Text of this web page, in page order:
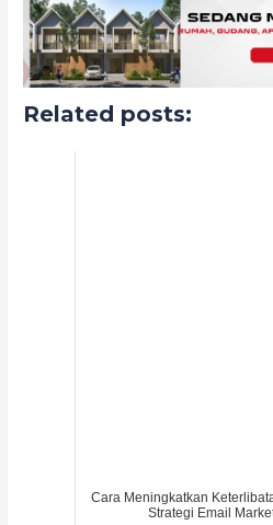
Related posts:
Cara Meningkatkan
Strategi Email